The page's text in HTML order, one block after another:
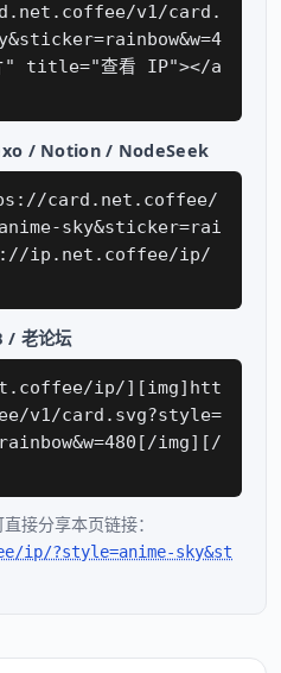
v1/card.
" title="查看 IP"></a
/ Notion / NodeSeek
card.net.coffee/
sky&sticker=rai
ip.net.coffee/ip/
/ 老论坛
ip/][img]htt
v1/card.svg?style=
img][/
接分享本页链接：
ip/?style=anime-sky&st